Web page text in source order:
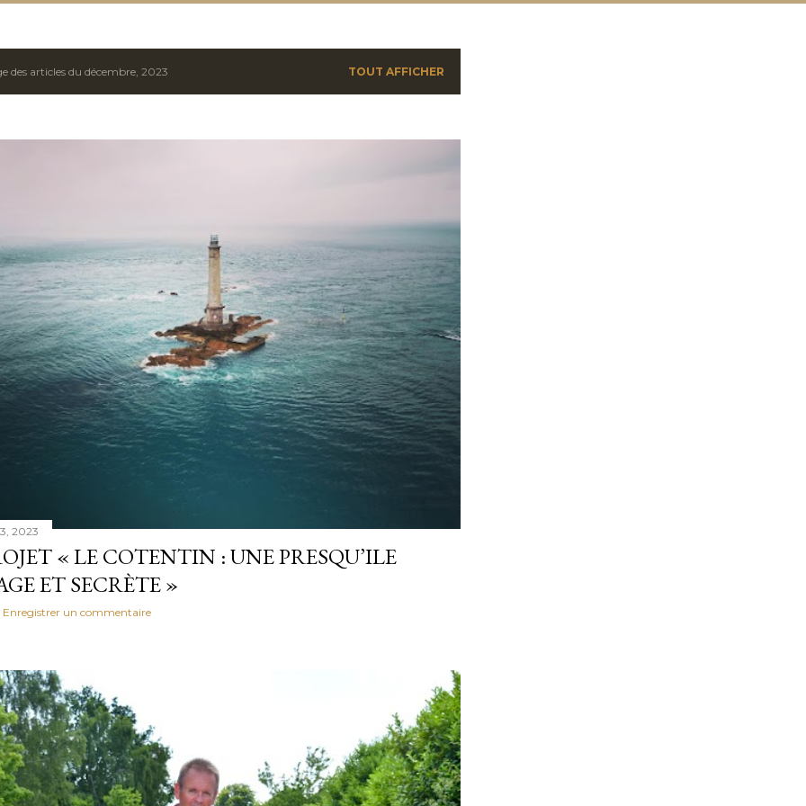
des articles du décembre, 2023 TOUT AFFICHER
2023
« LE COTENTIN : UNE PRESQU’ILE
ET SECRÈTE »
Enregistrer un commentaire